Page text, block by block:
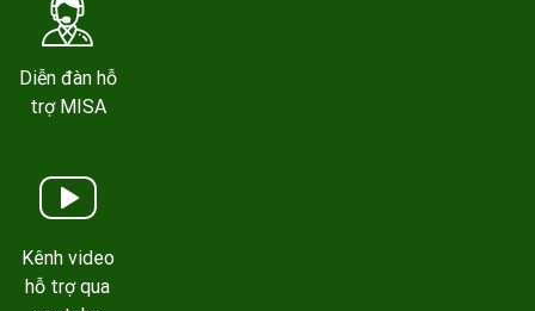
Diễn đàn hỗ
trợ MISA
Kênh video
hỗ trợ qua